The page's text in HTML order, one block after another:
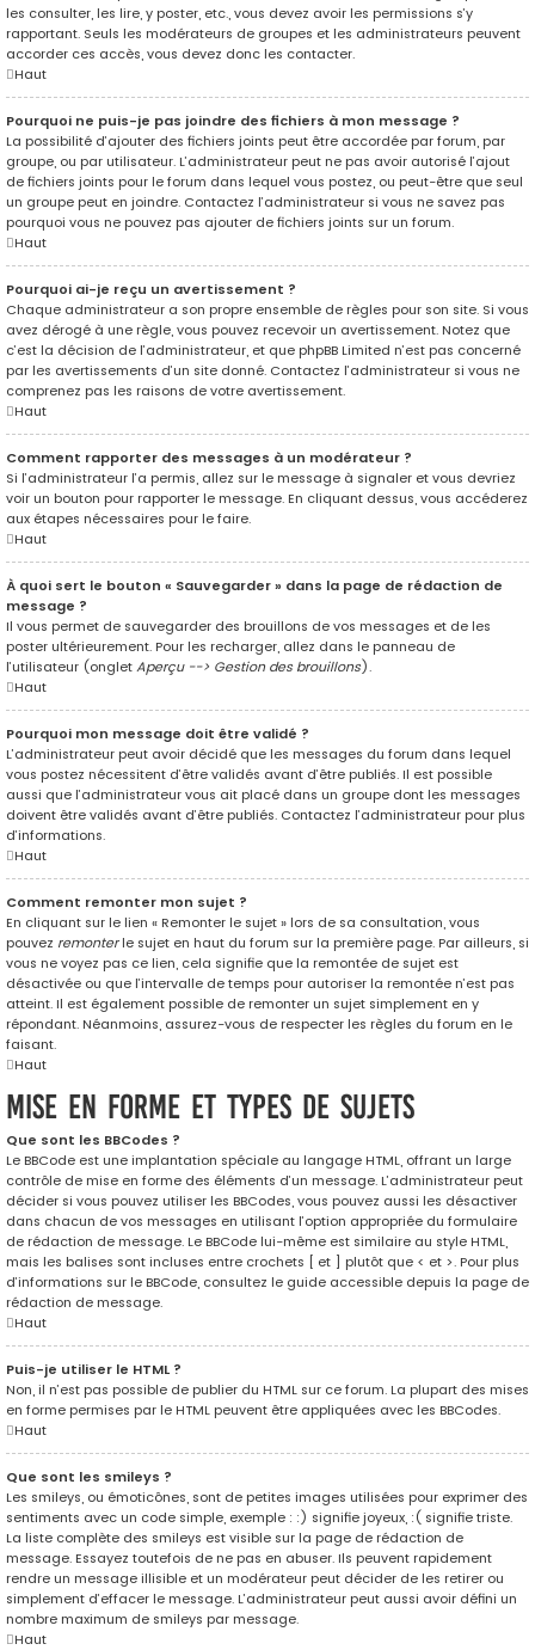
les consulter, les lire, y poster, etc., vous devez avoir les permissions s’y
rapportant. Seuls les modérateurs de groupes et les administrateurs peuvent
accorder ces accès, vous devez donc les contacter.
Haut
Pourquoi ne puis-je pas joindre des fichiers à mon message ?
La possibilité d’ajouter des fichiers joints peut être accordée par forum, par
groupe, ou par utilisateur. L’administrateur peut ne pas avoir autorisé l’ajout
de fichiers joints pour le forum dans lequel vous postez, ou peut-être que seul
un groupe peut en joindre. Contactez l’administrateur si vous ne savez pas
pourquoi vous ne pouvez pas ajouter de fichiers joints sur un forum.
Haut
Pourquoi ai-je reçu un avertissement ?
Chaque administrateur a son propre ensemble de règles pour son site. Si vous
avez dérogé à une règle, vous pouvez recevoir un avertissement. Notez que
c’est la décision de l’administrateur, et que phpBB Limited n’est pas concerné
par les avertissements d’un site donné. Contactez l’administrateur si vous ne
comprenez pas les raisons de votre avertissement.
Haut
Comment rapporter des messages à un modérateur ?
Si l’administrateur l’a permis, allez sur le message à signaler et vous devriez
voir un bouton pour rapporter le message. En cliquant dessus, vous accéderez
aux étapes nécessaires pour le faire.
Haut
À quoi sert le bouton « Sauvegarder » dans la page de rédaction de
message ?
Il vous permet de sauvegarder des brouillons de vos messages et de les
poster ultérieurement. Pour les recharger, allez dans le panneau de
l’utilisateur (ongletAperçu --> Gestion des brouillons).
Haut
Pourquoi mon message doit être validé ?
L’administrateur peut avoir décidé que les messages du forum dans lequel
vous postez nécessitent d’être validés avant d’être publiés. Il est possible
aussi que l’administrateur vous ait placé dans un groupe dont les messages
doivent être validés avant d’être publiés. Contactez l’administrateur pour plus
d’informations.
Haut
Comment remonter mon sujet ?
En cliquant sur le lien « Remonter le sujet » lors de sa consultation, vous
pouvez remonterle sujet en haut du forum sur la première page. Par ailleurs, si
vous ne voyez pas ce lien, cela signifie que la remontée de sujet est
désactivée ou que l’intervalle de temps pour autoriser la remontée n’est pas
atteint. Il est également possible de remonter un sujet simplement en y
répondant. Néanmoins, assurez-vous de respecter les règles du forum en le
faisant.
Haut
Mise en forme et types de sujets
Que sont les BBCodes ?
Le BBCode est une implantation spéciale au langage HTML, offrant un large
contrôle de mise en forme des éléments d’un message. L’administrateur peut
décider si vous pouvez utiliser les BBCodes, vous pouvez aussi les désactiver
dans chacun de vos messages en utilisant l’option appropriée du formulaire
de rédaction de message. Le BBCode lui-même est similaire au style HTML,
mais les balises sont incluses entre crochets [ et ] plutôt que < et >. Pour plus
d’informations sur le BBCode, consultez le guide accessible depuis la page de
rédaction de message.
Haut
Puis-je utiliser le HTML ?
Non, il n’est pas possible de publier du HTML sur ce forum. La plupart des mises
en forme permises par le HTML peuvent être appliquées avec les BBCodes.
Haut
Que sont les smileys ?
Les smileys, ou émoticônes, sont de petites images utilisées pour exprimer des
sentiments avec un code simple, exemple : :) signifie joyeux, :( signifie triste.
La liste complète des smileys est visible sur la page de rédaction de
message. Essayez toutefois de ne pas en abuser. Ils peuvent rapidement
rendre un message illisible et un modérateur peut décider de les retirer ou
simplement d’effacer le message. L’administrateur peut aussi avoir défini un
nombre maximum de smileys par message.
Haut